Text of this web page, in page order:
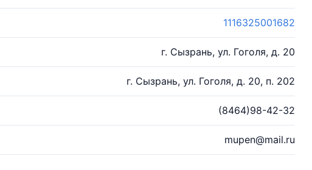
1116325001682
г. Сызрань, ул. Гоголя, д. 20
г. Сызрань, ул. Гоголя, д. 20, п. 202
(8464)98-42-32
mupen@mail.ru